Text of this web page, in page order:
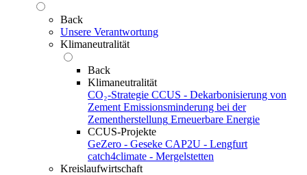
Back
Unsere Verantwortung
Klimaneutralität
Back
Klimaneutralität
CO₂-Strategie CCUS - Dekarbonisierung von
Zement Emissionsminderung bei der
Zementherstellung Erneuerbare Energie
CCUS-Projekte
GeZero - Geseke CAP2U - Lengfurt
catch4climate - Mergelstetten
Kreislaufwirtschaft